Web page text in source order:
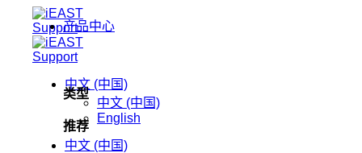
中文 (中国)
中文 (中国)
English
中文 (中国)
产品中心
类型
推荐